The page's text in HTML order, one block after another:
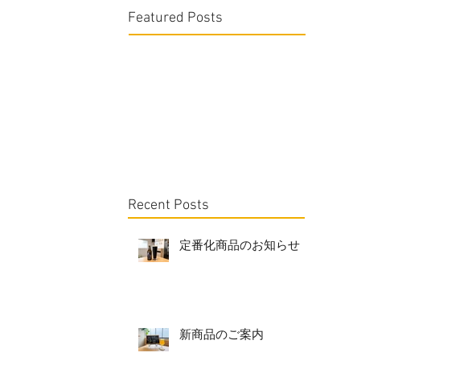
Featured Posts
Recent Posts
定番化商品のお知らせ
新商品のご案内